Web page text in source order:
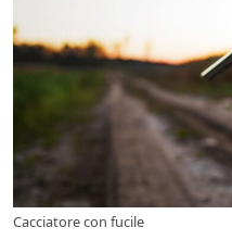
Cacciatore con fucile